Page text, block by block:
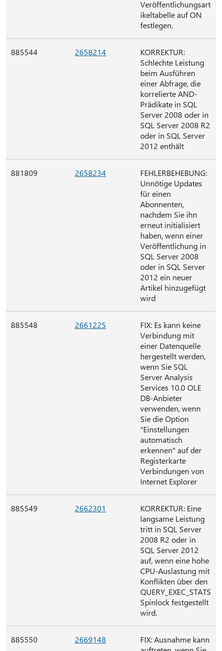
Veröffentlichungsart
ikeltabelle auf ON
festlegen.
885544 2658214
KORREKTUR:
Schlechte Leistung
beim Ausführen
einer Abfrage, die
korrelierte AND-
Prädikate in SQL
Server 2008 oder in
SQL Server 2008 R2
oder in SQL Server
2012 enthält
881809 2658234
FEHLERBEHEBUNG:
Unnötige Updates
für einen
Abonnenten,
nachdem Sie ihn
erneut initialisiert
haben, wenn einer
Veröffentlichung in
SQL Server 2008
oder in SQL Server
2012 ein neuer
Artikel hinzugefügt
wird
885548 2661225
FIX: Es kann keine
Verbindung mit
einer Datenquelle
hergestellt werden,
wenn Sie SQL
Server Analysis
Services 10.0 OLE
DB-Anbieter
verwenden, wenn
Sie die Option
"Einstellungen
automatisch
erkennen" auf der
Registerkarte
Verbindungen von
Internet Explorer
885549 2662301
KORREKTUR: Eine
langsame Leistung
tritt in SQL Server
2008 R2 oder in
SQL Server 2012
auf, wenn eine hohe
CPU-Auslastung mit
Konflikten über den
QUERY_EXEC_STATS
Spinlock festgestellt
wird.
885550 2669148
FIX: Ausnahme kann